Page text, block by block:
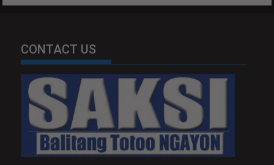
CONTACT US